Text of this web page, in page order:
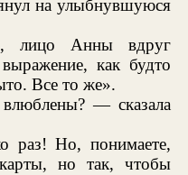
на улыбнувшуюся
лицо Анны вдруг
как будто
Все то же».
— сказала
раз! Но, понимаете,
но так, чтобы